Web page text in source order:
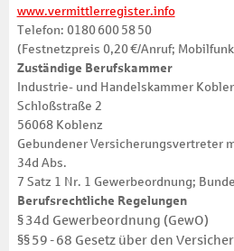
www.vermittlerregister.info
Telefon: 0180 600 58 50
(Festnetzpreis 0,20 €/Anruf;
Zuständige Berufskammer
Industrie- und Handelskammer
Schloßstraße 2
56068 Koblenz
Gebundener Versicherungsvertreter
34d Abs.
7 Satz 1 Nr. 1 Gewerbeordnung;
Berufsrechtliche Regelungen
§ 34d Gewerbeordnung (GewO)
§§ 59 - 68 Gesetz über den